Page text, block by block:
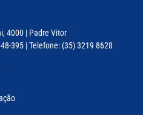
4000 | Padre Vitor
395 | Telefone: (35) 3219 8628